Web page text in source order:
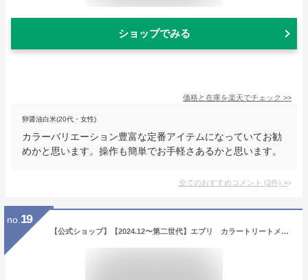
ショップでみる
価格と在庫を楽天でチェック >>
卵醤油白米(20代・女性)
カラーバリエーション豊富な定番アイテムになっていてお勧
めかと思います。操作も簡単でお手軽さあるかと思います。
全てのおすすめコメント (2件) >
no. 19
【公式ショップ】【2024.12〜第二世代】エブリ カラートリートメント (160g) (アンナドンナ ヘアカラートリートメント アッシュ ヘアカラー ピンク 青 グレー ブルー 白髪 赤 紫 白髪染め エブリカラー トリートメント セルフカラー 髪染め カラー剤 色落ち防止 髪色キープ)